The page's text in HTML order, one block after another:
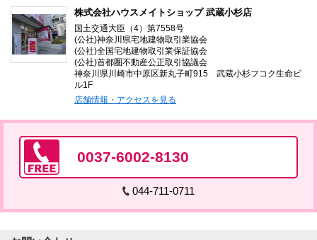
株式会社ハウスメイトショップ 武蔵小杉店
国土交通大臣（4）第7558号
(公社)神奈川県宅地建物取引業協会
(公社)全国宅地建物取引業保証協会
(公社)首都圏不動産公正取引協議会
神奈川県川崎市中原区新丸子町915 武蔵小杉フコク生命ビ
ル1F
店舗情報・アクセスを見る
0037-6002-8130
044-711-0711